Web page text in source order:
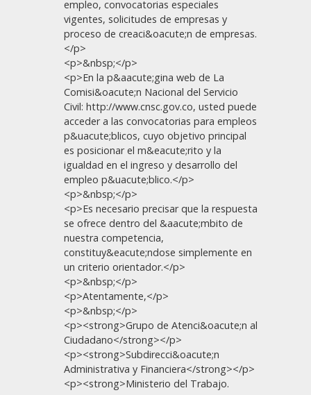
empleo, convocatorias especiales
vigentes, solicitudes de empresas y
proceso de creaci&oacute;n de empresas.
</p>
<p>&nbsp;</p>
<p>En la p&aacute;gina web de La
Comisi&oacute;n Nacional del Servicio
Civil: http://www.cnsc.gov.co, usted puede
acceder a las convocatorias para empleos
p&uacute;blicos, cuyo objetivo principal
es posicionar el m&eacute;rito y la
igualdad en el ingreso y desarrollo del
empleo p&uacute;blico.</p>
<p>&nbsp;</p>
<p>Es necesario precisar que la respuesta
se ofrece dentro del &aacute;mbito de
nuestra competencia,
constituy&eacute;ndose simplemente en
un criterio orientador.</p>
<p>&nbsp;</p>
<p>Atentamente,</p>
<p>&nbsp;</p>
<p><strong>Grupo de Atenci&oacute;n al
Ciudadano</strong></p>
<p><strong>Subdirecci&oacute;n
Administrativa y Financiera</strong></p>
<p><strong>Ministerio del Trabajo.